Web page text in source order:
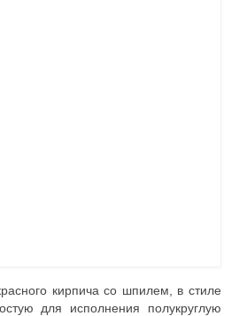
кирпича со шпилем, в стиле
для исполнения полукруглую